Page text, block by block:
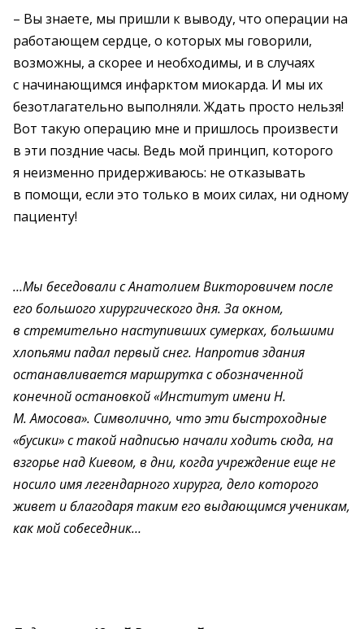
– Вы знаете, мы пришли к выводу, что операции на
работающем сердце, о которых мы говорили,
возможны, а скорее и необходимы, и в случаях
с начинающимся инфарктом миокарда. И мы их
безотлагательно выполняли. Ждать просто нельзя!
Вот такую операцию мне и пришлось произвести
в эти поздние часы. Ведь мой принцип, которого
я неизменно придерживаюсь: не отказывать
в помощи, если это только в моих силах, ни одному
пациенту!
…Мы беседовали с Анатолием Викторовичем после
его большого хирургического дня. За окном,
в стремительно наступивших сумерках, большими
хлопьями падал первый снег. Напротив здания
останавливается маршрутка с обозначенной
конечной остановкой «Институт имени Н.
М. Амосова». Символично, что эти быстроходные
«бусики» с такой надписью начали ходить сюда, на
взгорье над Киевом, в дни, когда учреждение еще не
носило имя легендарного хирурга, дело которого
живет и благодаря таким его выдающимся ученикам,
как мой собеседник…